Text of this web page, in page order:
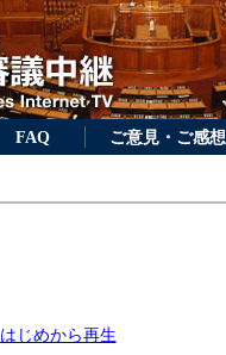
FAQ ご意見・ご感想
はじめから再生